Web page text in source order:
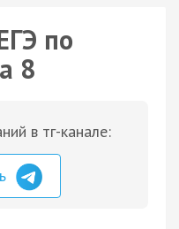
по
8
в тг-канале: